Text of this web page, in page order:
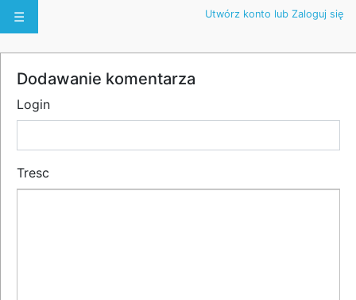
☰ Utwórz konto lub Zaloguj się
Dodawanie komentarza
Login
Tresc